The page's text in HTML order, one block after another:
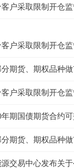
户采取限制开仓
户采取限制开仓
期货、期权品种
户采取限制开仓
年期国债期货合约
期货、期权品种
源交易中心发布关